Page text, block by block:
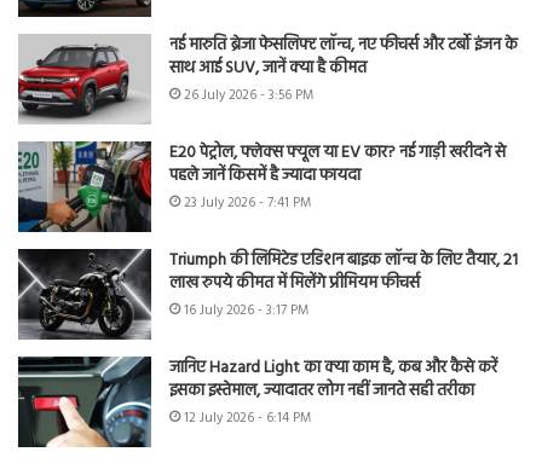
नई मारुति ब्रेजा फेसलिफ्ट लॉन्च, नए फीचर्स और टर्बो इंजन के
साथ आई SUV, जानें क्या है कीमत
26 July 2026 - 3:56 PM
E20 पेट्रोल, फ्लेक्स फ्यूल या EV कार? नई गाड़ी खरीदने से
पहले जानें किसमें है ज्यादा फायदा
23 July 2026 - 7:41 PM
Triumph की लिमिटेड एडिशन बाइक लॉन्च के लिए तैयार, 21
लाख रुपये कीमत में मिलेंगे प्रीमियम फीचर्स
16 July 2026 - 3:17 PM
जानिए Hazard Light का क्या काम है, कब और कैसे करें
इसका इस्तेमाल, ज्यादातर लोग नहीं जानते सही तरीका
12 July 2026 - 6:14 PM